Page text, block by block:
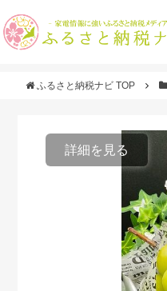
ふるさと納税ナビ TOP
詳細を見る